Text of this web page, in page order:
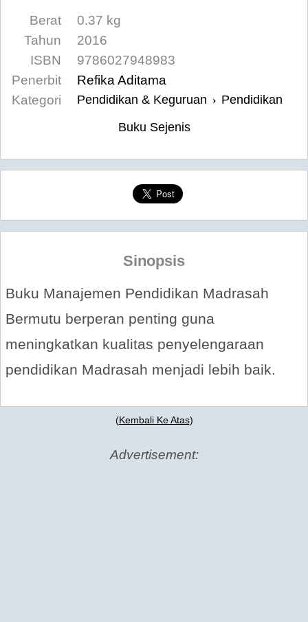
Berat
0.37 kg
Tahun
2016
ISBN
9786027948983
Penerbit
Refika Aditama
Kategori
Pendidikan & Keguruan › Pendidikan
Buku Sejenis
Sinopsis
Buku Manajemen Pendidikan Madrasah
Bermutu berperan penting guna
meningkatkan kualitas penyelengaraan
pendidikan Madrasah menjadi lebih baik.
(Kembali Ke Atas)
Advertisement: